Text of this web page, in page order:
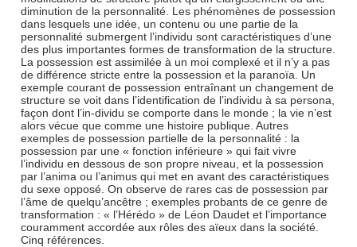
diminution de la personnalité. Les phénomènes de possession
dans lesquels une idée, un contenu ou une partie de la
personnalité submergent l’individu sont caractéristiques d’une
des plus importantes formes de transformation de la structure.
La possession est assimilée à un moi complexé et il n’y a pas
de différence stricte entre la possession et la paranoïa. Un
exemple courant de possession entraînant un changement de
structure se voit dans l’identification de l’individu à sa persona,
façon dont l’in-dividu se comporte dans le monde ; la vie n’est
alors vécue que comme une histoire publique. Autres
exemples de possession partielle de la personnalité : la
possession par une « fonction inférieure » qui fait vivre
l’individu en dessous de son propre niveau, et la possession
par l’anima ou l’animus qui met en avant des caractéristiques
du sexe opposé. On observe de rares cas de possession par
l’âme de quelqu’ancêtre ; exemples probants de ce genre de
transformation : « l’Hérédo » de Léon Daudet et l’importance
couramment accordée aux rôles des aïeux dans la société.
Cinq références.